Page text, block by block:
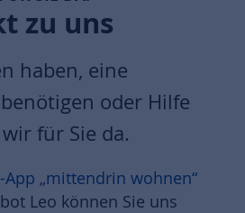
zu uns
haben, eine
oder Hilfe
für Sie da.
App „mittendrin wohnen“
Leo können Sie uns